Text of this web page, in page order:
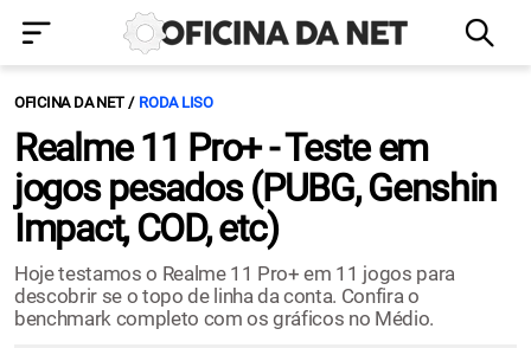
OFICINA DA NET RODA LISO
Realme 11 Pro+ - Teste em
jogos pesados (PUBG, Genshin
Impact, COD, etc)
Hoje testamos o Realme 11 Pro+ em 11 jogos para
descobrir se o topo de linha da conta. Confira o
benchmark completo com os gráficos no Médio.